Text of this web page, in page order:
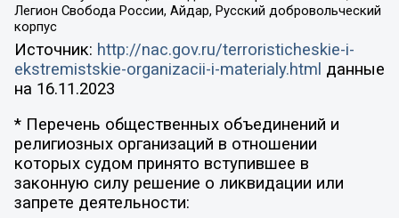
Легион Свобода России, Айдар, Русский добровольческий
корпус
Источник: http://nac.gov.ru/terroristicheskie-i-
ekstremistskie-organizacii-i-materialy.html данные
на 16.11.2023
* Перечень общественных объединений и
религиозных организаций в отношении
которых судом принято вступившее в
законную силу решение о ликвидации или
запрете деятельности: